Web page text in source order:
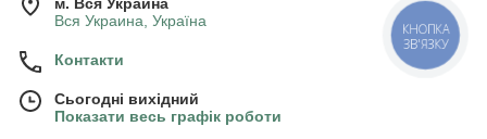
Вся Украина, Україна
Контакти
Сьогодні вихідний
Показати весь графік роботи
КНОПКА
ЗВ'ЯЗКУ